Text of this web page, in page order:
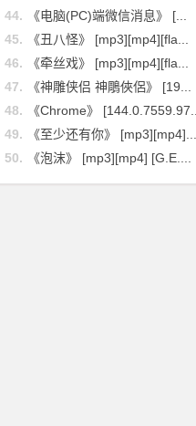
44.
《电脑(PC)端微信消息》 [...
45.
《丑八怪》 [mp3][mp4][fla...
46.
《牵丝戏》 [mp3][mp4][fla...
47.
《神雕侠侣 神鵰俠侶》 [19...
48.
《Chrome》 [144.0.7559.97...
49.
《至少还有你》 [mp3][mp4]...
50. 《泡沫》 [mp3][mp4] [G.E....